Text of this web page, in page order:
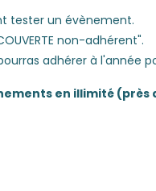
tester un évènement.
non-adhérent".
adhérer à
en illimité (près